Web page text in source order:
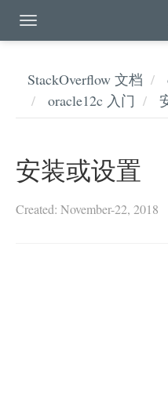
StackOverflow 文档
oracle12c 入门
安装或设置
Created: November-22, 2018